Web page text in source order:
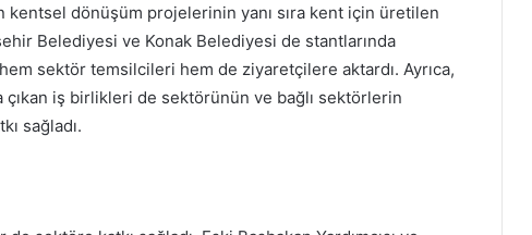
kentsel dönüşüm projelerinin yanı sıra kent için üretilen
Belediyesi ve Konak Belediyesi de stantlarında
sektör temsilcileri hem de ziyaretçilere aktardı. Ayrıca,
iş birlikleri de sektörünün ve bağlı sektörlerin
sağladı.